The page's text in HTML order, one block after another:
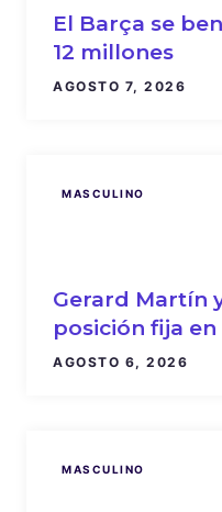
El Barça se
12 millones
AGOSTO 7, 2026
MASCULINO
Gerard Martín
posición fija
AGOSTO 6, 2026
MASCULINO